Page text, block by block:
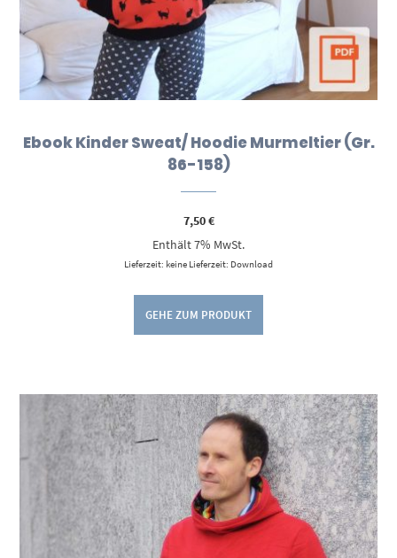
Ebook Kinder Sweat/ Hoodie Murmeltier (Gr.
86-158)
7,50€
Enthält 7% MwSt.
Lieferzeit: keine Lieferzeit: Download
GEHE ZUM PRODUKT